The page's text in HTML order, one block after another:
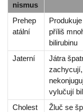
nismus
Prehep
atální
příliš
bilirubinu
Jaterní
Játra
zachycují,
vylučují
Cholest
Žluč se